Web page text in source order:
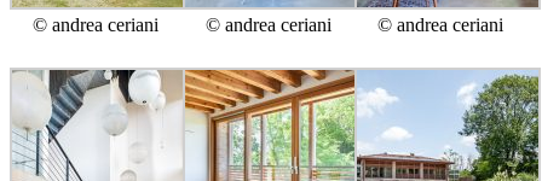
© andrea ceriani © andrea ceriani © andrea ceriani